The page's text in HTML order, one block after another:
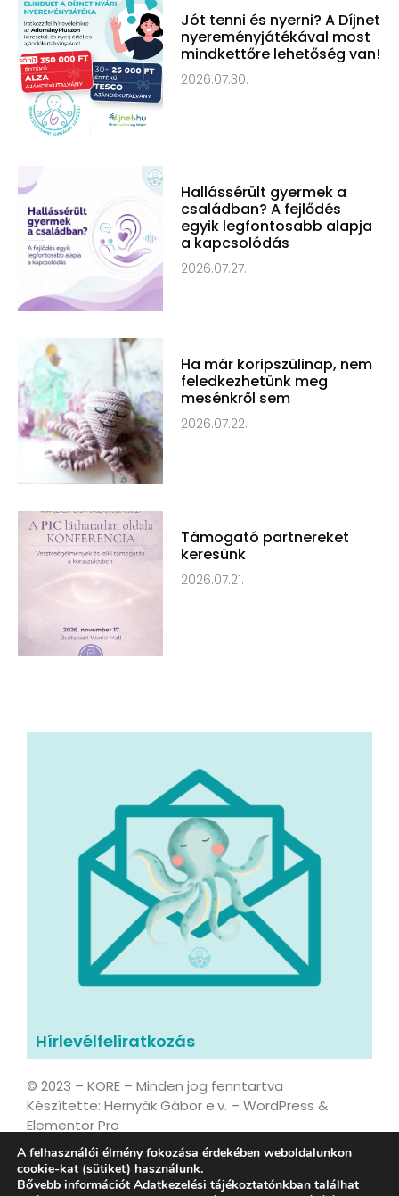
Jót tenni és nyerni? A Díjnet
nyereményjátékával most
mindkettőre lehetőség van!
2026.07.30.
Hallássérült gyermek a
családban? A fejlődés
egyik legfontosabb alapja
a kapcsolódás
2026.07.27.
Ha már koripszülinap, nem
feledkezhetünk meg
mesénkről sem
2026.07.22.
Támogató partnereket
keresünk
2026.07.21.
Hírlevélfeliratkozás
© 2023 – KORE – Minden jog fenntartva
Készítette: Hernyák Gábor e.v. – WordPress &
Elementor Pro
A felhasználói élmény fokozása érdekében weboldalunkon
cookie-kat (sütiket) használunk.
Bővebb információt Adatkezelési tájékoztatónkban találhat